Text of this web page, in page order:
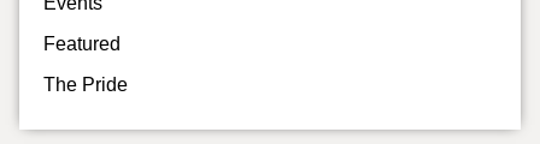
Featured
The Pride